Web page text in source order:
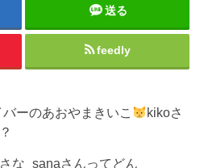
送る
feedly
バーのあおやまきいこ
kikoさ
な_sanaさんってどん